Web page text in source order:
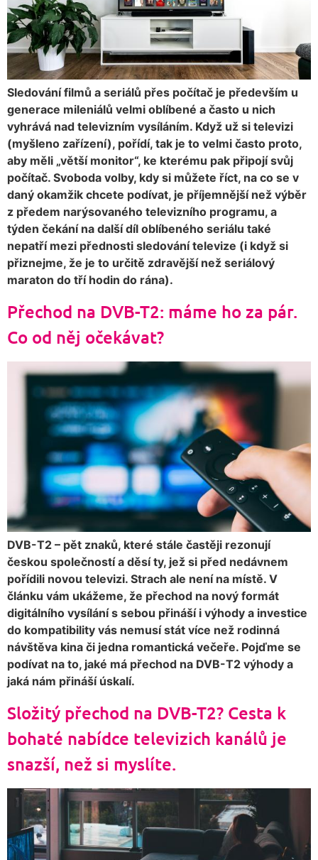
Sledování filmů a seriálů přes počítač je především u
generace mileniálů velmi oblíbené a často u nich
vyhrává nad televizním vysíláním. Když už si televizi
(myšleno zařízení), pořídí, tak je to velmi často proto,
aby měli „větší monitor“, ke kterému pak připojí svůj
počítač. Svoboda volby, kdy si můžete říct, na co se v
daný okamžik chcete podívat, je příjemnější než výběr
z předem narýsovaného televizního programu, a
týden čekání na další díl oblíbeného seriálu také
nepatří mezi přednosti sledování televize (i když si
přiznejme, že je to určitě zdravější než seriálový
maraton do tří hodin do rána).
Přechod na DVB-T2: máme ho za pár.
Co od něj očekávat?
DVB-T2 – pět znaků, které stále častěji rezonují
českou společností a děsí ty, jež si před nedávnem
pořídili novou televizi. Strach ale není na místě. V
článku vám ukážeme, že přechod na nový formát
digitálního vysílání s sebou přináší i výhody a investice
do kompatibility vás nemusí stát více než rodinná
návštěva kina či jedna romantická večeře. Pojďme se
podívat na to, jaké má přechod na DVB-T2 výhody a
jaká nám přináší úskalí.
Složitý přechod na DVB-T2? Cesta k
bohaté nabídce televizich kanálů je
snazší, než si myslíte.